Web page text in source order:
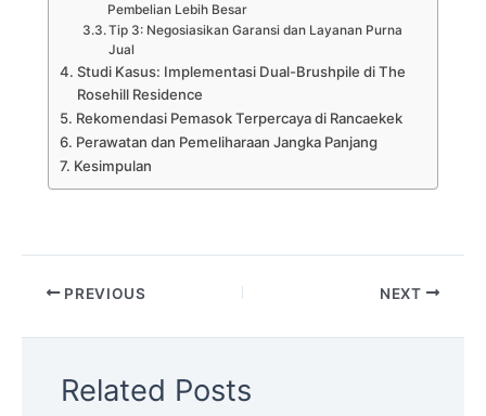
Pembelian Lebih Besar
Tip 3: Negosiasikan Garansi dan Layanan Purna
Jual
Studi Kasus: Implementasi Dual-Brushpile di The
Rosehill Residence
Rekomendasi Pemasok Terpercaya di Rancaekek
Perawatan dan Pemeliharaan Jangka Panjang
Kesimpulan
PREVIOUS NEXT
Related Posts